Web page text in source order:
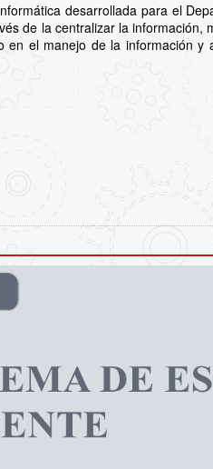
desarrollada para el
de la centralizar la información,
el manejo de la información y